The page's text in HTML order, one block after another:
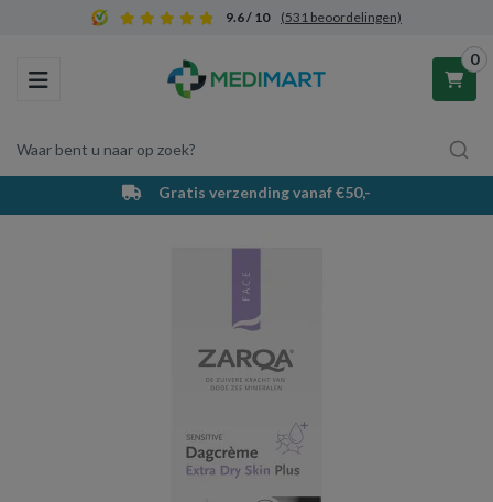
9.6 / 10 (531 beoordelingen)
Toggle navigation
Waar bent u naar op zoek?
0
Winkelwagen
Uw winkelwagen is leeg.
Vul hem met producten.
Gratis verzending vanaf €50,-